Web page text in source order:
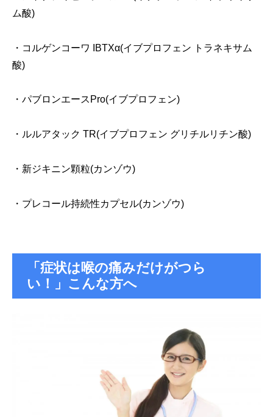
ム酸)
・コルゲンコーワ IBTXα(イブプロフェン トラネキサム
酸)
・パブロンエースPro(イブプロフェン)
・ルルアタック TR(イブプロフェン グリチルリチン酸)
・新ジキニン顆粒(カンゾウ)
・プレコール持続性カプセル(カンゾウ)
「症状は喉の痛みだけがつら
い！」こんな方へ